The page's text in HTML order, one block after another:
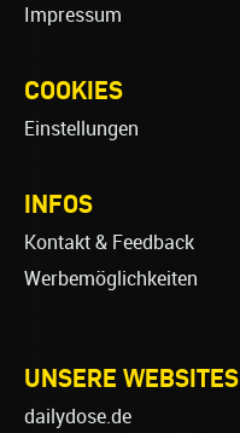
Impressum
COOKIES
Einstellungen
INFOS
Kontakt & Feedback
Werbemöglichkeiten
UNSERE WEBSITES
dailydose.de